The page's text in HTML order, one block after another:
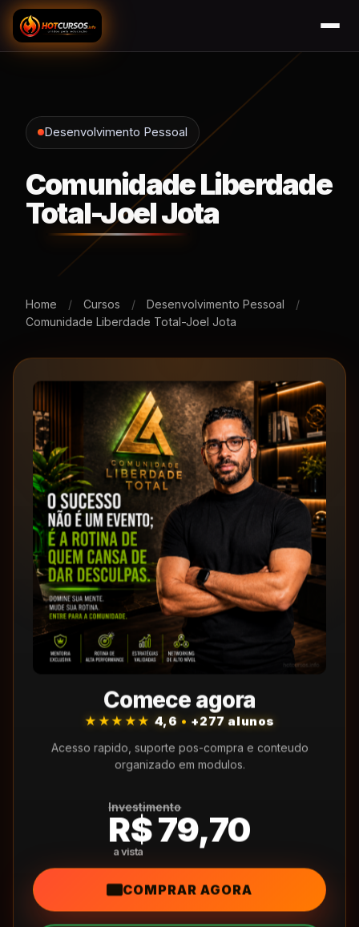
Desenvolvimento Pessoal
Comunidade Liberdade
Total-Joel Jota
Home / Cursos / Desenvolvimento Pessoal
/
Comunidade Liberdade Total-Joel Jota
Comece agora
★★★★★ 4,6 • +277 alunos
Acesso rapido, suporte pos-compra e conteudo
organizado em modulos.
Investimento
R$ 79,70
COMPRAR AGORA